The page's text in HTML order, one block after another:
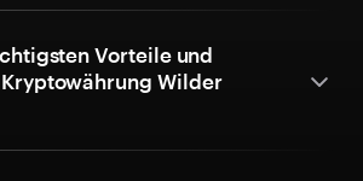
Vorteile und
Wilder